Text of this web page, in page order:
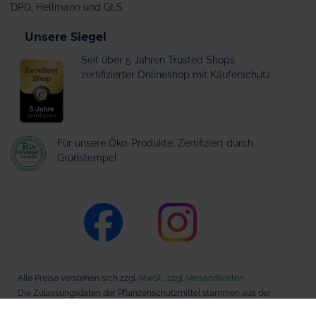
DPD, Hellmann und GLS
Unsere Siegel
Seit über 5 Jahren Trusted Shops
zertifizierter Onlineshop mit Käuferschutz
Für unsere Öko-Produkte: Zertifiziert durch
Grünstempel
Alle Preise verstehen sich zzgl. MwSt., zzgl. Versandkosten
Die Zulassungsdaten der Pflanzenschutzmittel stammen aus der